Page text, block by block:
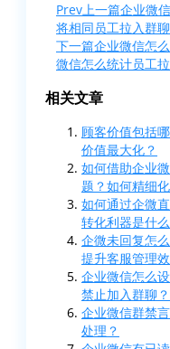
Prev上一篇企业微
将相同员工拉入群
下一篇企业微信怎
微信怎么统计员工
相关文章
顾客价值包括
价值最大化？
如何借助企业
题？如何精细
如何通过企微
转化利器是什
企微未回复怎
提升客服管理
企业微信怎么
禁止加入群聊？
企业微信群禁
处理？